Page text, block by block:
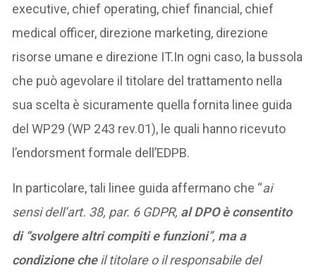
executive, chief operating, chief financial, chief
medical officer, direzione marketing, direzione
risorse umane e direzione IT.In ogni caso, la bussola
che può agevolare il titolare del trattamento nella
sua scelta è sicuramente quella fornita linee guida
del WP29 (WP 243 rev.01), le quali hanno ricevuto
l’endorsment formale dell’EDPB.
In particolare, tali linee guida affermano che “ai
sensi dell’art. 38, par. 6 GDPR, al DPO è consentito
di “svolgere altri compiti e funzioni”, ma a
condizione cheil titolare o il responsabile del